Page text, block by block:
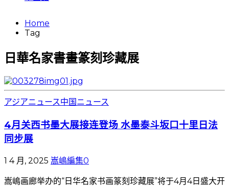
Home
Tag
日華名家書畫篆刻珍藏展
アジアニュース中国ニュース
4月关西书墨大展接连登场 水墨泰斗坂口十里日法
同步展
1 4 月, 2025 嵩嶋編集0
嵩嶋画廊举办的“日华名家书画篆刻珍藏展”将于4月4日盛大开